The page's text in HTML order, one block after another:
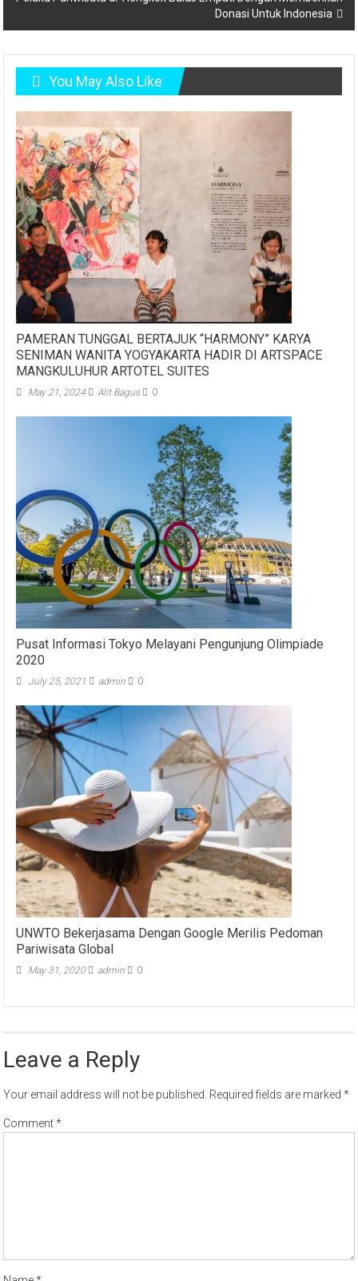
Donasi Untuk Indonesia
You May Also Like
PAMERAN TUNGGAL BERTAJUK “HARMONY” KARYA
SENIMAN WANITA YOGYAKARTA HADIR DI ARTSPACE
MANGKULUHUR ARTOTEL SUITES
May 21, 2024 Alit Bagus 0
Pusat Informasi Tokyo Melayani Pengunjung Olimpiade
2020
July 25, 2021 admin 0
UNWTO Bekerjasama Dengan Google Merilis Pedoman
Pariwisata Global
May 31, 2020 admin 0
Leave a Reply
Your email address will not be published. Required fields are marked*
Comment*